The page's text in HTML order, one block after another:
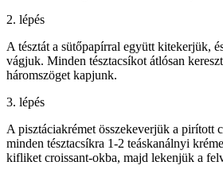
2. lépés
A tésztát a sütőpapírral együtt kitekerjük,
vágjuk. Minden tésztacsíkot átlósan
háromszöget kapjunk.
3. lépés
A pisztáciakrémet összekeverjük a pirított
minden tésztacsíkra 1-2 teáskanálnyi
kifliket croissant-okba, majd lekenjük a